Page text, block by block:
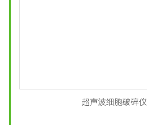
超声波细胞破碎仪